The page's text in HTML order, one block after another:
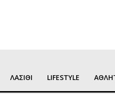
ΛΑΣΙΘΙ LIFESTYLE